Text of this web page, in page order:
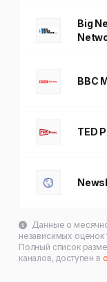
Big
BBC
TED
Данные о
независимых
Полный список
каналов, доступен в